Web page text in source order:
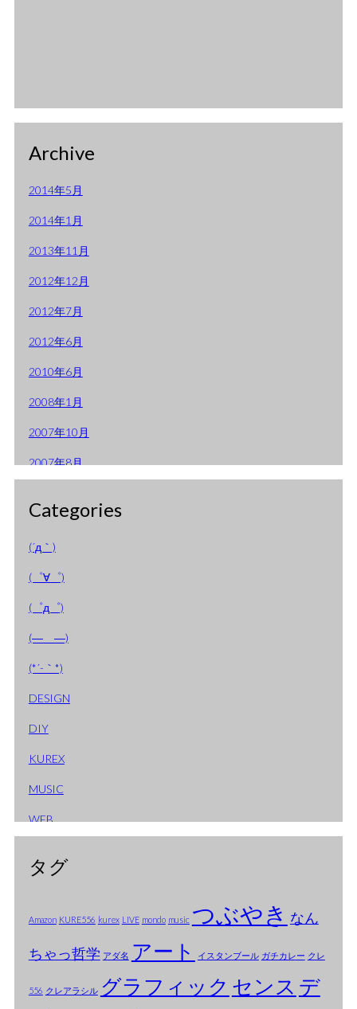
Archive
2014年5月
2014年1月
2013年11月
2012年12月
2012年7月
2012年6月
2010年6月
2008年1月
2007年10月
2007年8月
2007年6月
2007年3月
2007年2月
2007年1月
2006年9月
2006年8月
2006年7月
2006年4月
2006年2月
2006年1月
2005年12月
2005年10月
2005年8月
2005年7月
Categories
(´д｀)
(゜∀゜)
(゜д゜)
(―＿―)
(*´-｀*)
DESIGN
DIY
KUREX
MUSIC
WEB
タグ
Amazon KURE556 kurex LIVE mondo music つぶやき なん
ちゃっ哲学 アダ名 アート イスタンブール ガチカレー クレ
556 クレアラシル グラフィック センス デ